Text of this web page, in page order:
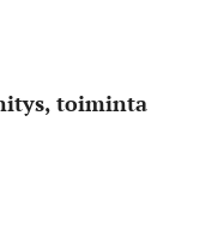
toiminta